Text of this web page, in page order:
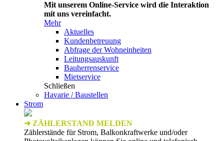
Mit unserem Online-Service wird die Interaktion
mit uns vereinfacht.
Mehr
Aktuelles
Kundenbetreuung
Abfrage der Wohneinheiten
Leitungsauskunft
Bauherrenservice
Mietservice
Schließen
Havarie / Baustellen
Strom
➜ ZÄHLERSTAND MELDEN
Zählerstände für Strom, Balkonkraftwerke und/oder